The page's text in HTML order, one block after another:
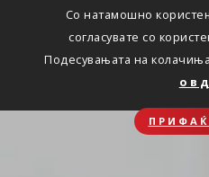
Со натамошно
согласувате со
Подесувањата на